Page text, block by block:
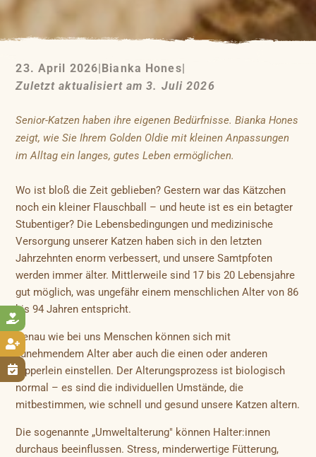



23. April 2026 Bianka Hones
Zuletzt aktualisiert am 3. Juli 2026
Senior-Katzen haben ihre eigenen Bedürfnisse. Bianka Hones
zeigt, wie Sie Ihrem Golden Oldie mit kleinen Anpassungen
im Alltag ein langes, gutes Leben ermöglichen.
Wo ist bloß die Zeit geblieben? Gestern war das Kätzchen
noch ein kleiner Flauschball – und heute ist es ein betagter
Stubentiger? Die Lebensbedingungen und medizinische
Versorgung unserer Katzen haben sich in den letzten
Jahrzehnten enorm verbessert, und unsere Samtpfoten
werden immer älter. Mittlerweile sind 17 bis 20 Lebensjahre
gut möglich, was ungefähr einem menschlichen Alter von 86
bis 94 Jahren entspricht.
Genau wie bei uns Menschen können sich mit
zunehmendem Alter aber auch die einen oder anderen
Zipperlein einstellen. Der Alterungsprozess ist biologisch
normal – es sind die individuellen Umstände, die
mitbestimmen, wie schnell und gesund unsere Katzen altern.
Die sogenannte „Umweltalterung" können Halter:innen
durchaus beeinflussen. Stress, minderwertige Fütterung,